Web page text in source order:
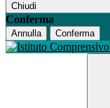
Chiudi
Conferma
Annulla Conferma